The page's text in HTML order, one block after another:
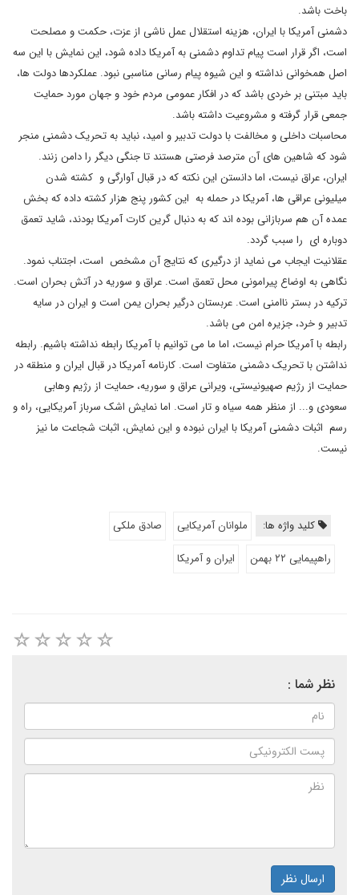
باخت باشد.
دشمنی آمریکا با ایران، هزینه استقلال عمل ناشی از عزت، حکمت و مصلحت
است، اگر قرار است پیام تداوم دشمنی به آمریکا داده شود، این نمایش با این سه
اصل همخوانی نداشته و این شیوه پیام رسانی مناسبی نبود. عملکردها دولت ها،
باید مبتنی بر خردی باشد که در افکار عمومی مردم خود و جهان مورد حمایت
جمعی قرار گرفته و مشروعیت داشته باشد.
محاسبات داخلی و مخالفت با دولت تدبیر و امید، نباید به تحریک دشمنی منجر
شود که شاهین های آن مترصد فرصتی هستند تا جنگی دیگر را دامن زنند.
ایران، عراق نیست، اما دانستن این نکته که در قبال آوارگی و کشته شدن
میلیونی عراقی ها، آمریکا در حمله به این کشور پنج هزار کشته داده که بخش
عمده آن هم سربازانی بوده اند که به دنبال گرین کارت آمریکا بودند، شاید تعمق
دوباره ای را سبب گردد.
عقلانیت ایجاب می نماید از درگیری که نتایج آن مشخص است، اجتناب نمود.
نگاهی به اوضاع پیرامونی محل تعمق است. عراق و سوریه در آتش بحران است.
ترکیه در بستر ناامنی است. عربستان درگیر بحران یمن است و ایران در سایه
تدبیر و خرد، جزیره امن می باشد.
رابطه با آمریکا حرام نیست، اما ما می توانیم با آمریکا رابطه نداشته باشیم. رابطه
نداشتن با تحریک دشمنی متفاوت است. کارنامه آمریکا در قبال ایران و منطقه در
حمایت از رژیم صهیونیستی، ویرانی عراق و سوریه، حمایت از رژیم وهابی
سعودی و... از منظر همه سیاه و تار است. اما نمایش اشک سرباز آمریکایی، راه و
رسم اثبات دشمنی آمریکا با ایران نبوده و این نمایش، اثبات شجاعت ما نیز
نیست.
کلید واژه ها: ملوانان آمریکایی
صادق ملکی
راهپیمایی ۲۲ بهمن
ایران و آمریکا
نظر شما :
ارسال نظر